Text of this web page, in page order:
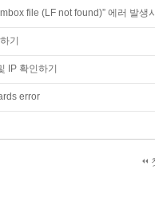
file (LF not found)” 에러 발생
기
IP 확인하기
error